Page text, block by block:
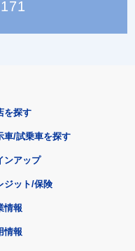
を探す
車/試乗車を探す
ンアップ
ジット/保険
情報
情報